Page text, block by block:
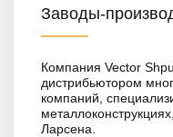
Заводы-
Компания Vector
дистрибьютором
компаний,
Ларсена.